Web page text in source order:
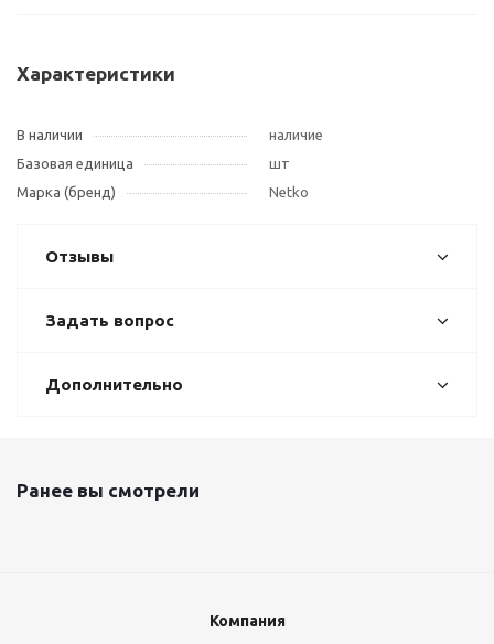
Характеристики
В наличии
наличие
Базовая единица
шт
Марка (бренд)
Netko
Отзывы
Задать вопрос
Дополнительно
Ранее вы смотрели
Компания